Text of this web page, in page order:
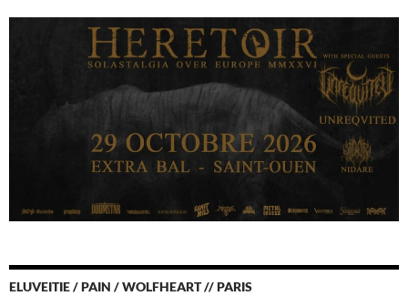
ELUVEITIE / PAIN / WOLFHEART // PARIS